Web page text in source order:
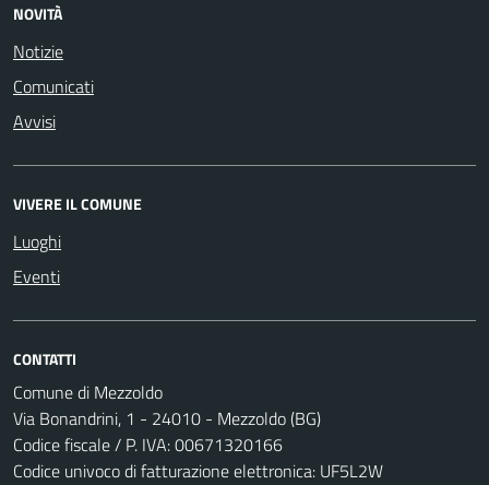
NOVITÀ
Notizie
Comunicati
Avvisi
VIVERE IL COMUNE
Luoghi
Eventi
CONTATTI
Comune di Mezzoldo
Via Bonandrini, 1 - 24010 - Mezzoldo (BG)
Codice fiscale / P. IVA: 00671320166
Codice univoco di fatturazione elettronica: UF5L2W